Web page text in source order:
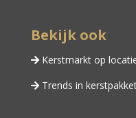
Bekijk ook
Kerstmarkt op
Trends in